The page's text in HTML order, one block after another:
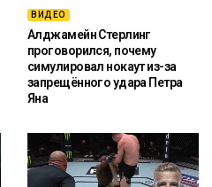
ВИДЕО
Алджамейн Стерлинг
проговорился, почему
симулировал нокаут из-за
запрещённого удара Петра
Яна